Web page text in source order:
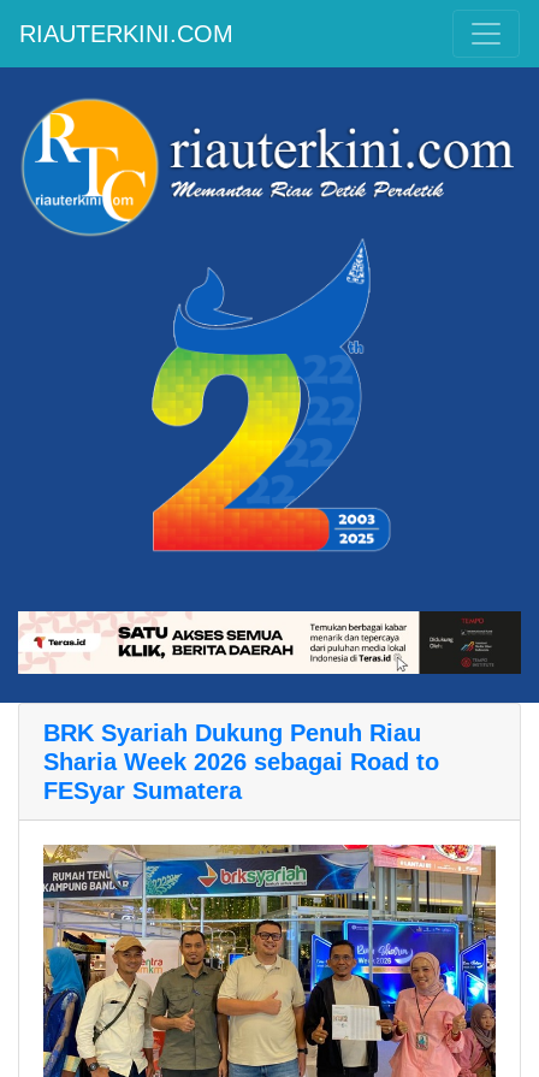
RIAUTERKINI.COM
BRK Syariah Dukung Penuh Riau
Sharia Week 2026 sebagai Road to
FESyar Sumatera